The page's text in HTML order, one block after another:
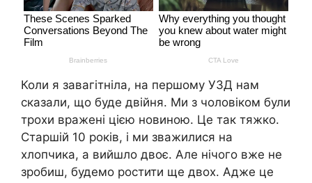
Коли я завагітніла, на першому УЗД нам
сказали, що буде двійня. Ми з чоловіком були
трохи вражені цією новиною. Це так тяжко.
Старшій 10 років, і ми зважилися на
хлопчика, а вийшло двоє. Але нічого вже не
зробиш, будемо ростити ще двох. Адже це